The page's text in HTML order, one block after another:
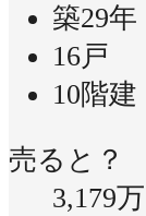
築29年
16戸
10階建
売ると？
3,179